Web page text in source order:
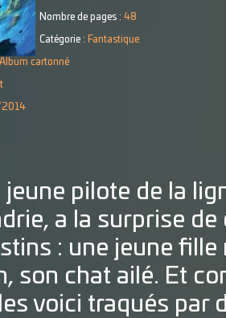
Nombre de pages : 48
Catégorie : Fantastique
Album cartonné
jeune pilote de la
a la surprise
: une jeune fille
son chat ailé. Et
voici traqués par